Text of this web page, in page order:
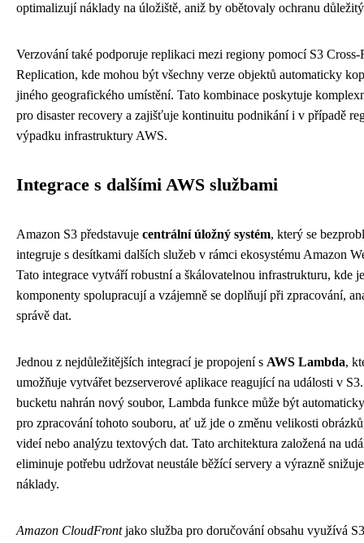
optimalizují náklady na úložiště, aniž by obětovaly ochranu
Verzování také podporuje replikaci mezi regiony pomocí S3 Cross-
Replication, kde mohou být všechny verze objektů automaticky
jiného geografického umístění. Tato kombinace poskytuje
pro disaster recovery a zajišťuje kontinuitu podnikání i v případě
výpadku infrastruktury AWS.
Integrace s dalšími AWS službami
Amazon S3 představuje centrální úložný systém, který se
integruje s desítkami dalších služeb v rámci ekosystému Amazon
Tato integrace vytváří robustní a škálovatelnou infrastrukturu, kde
komponenty spolupracují a vzájemně se doplňují při zpracování,
správě dat.
Jednou z nejdůležitějších integrací je propojení s AWS Lambda,
umožňuje vytvářet bezserverové aplikace reagující na události v
bucketu nahrán nový soubor, Lambda funkce může být
pro zpracování tohoto souboru, ať už jde o změnu velikosti
videí nebo analýzu textových dat. Tato architektura založená na
eliminuje potřebu udržovat neustále běžící servery a výrazně
náklady.
Amazon CloudFrontjako služba pro doručování obsahu využívá